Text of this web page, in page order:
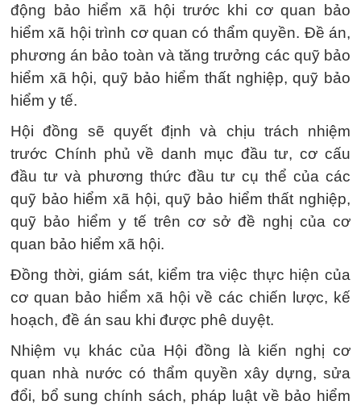
động bảo hiểm xã hội trước khi cơ quan bảo
hiểm xã hội trình cơ quan có thẩm quyền. Đề án,
phương án bảo toàn và tăng trưởng các quỹ bảo
hiểm xã hội, quỹ bảo hiểm thất nghiệp, quỹ bảo
hiểm y tế.
Hội đồng sẽ quyết định và chịu trách nhiệm
trước Chính phủ về danh mục đầu tư, cơ cấu
đầu tư và phương thức đầu tư cụ thể của các
quỹ bảo hiểm xã hội, quỹ bảo hiểm thất nghiệp,
quỹ bảo hiểm y tế trên cơ sở đề nghị của cơ
quan bảo hiểm xã hội.
Đồng thời, giám sát, kiểm tra việc thực hiện của
cơ quan bảo hiểm xã hội về các chiến lược, kế
hoạch, đề án sau khi được phê duyệt.
Nhiệm vụ khác của Hội đồng là kiến nghị cơ
quan nhà nước có thẩm quyền xây dựng, sửa
đổi, bổ sung chính sách, pháp luật về bảo hiểm